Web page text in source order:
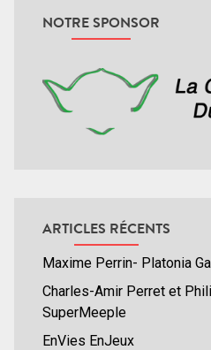
NOTRE SPONSOR
ARTICLES RÉCENTS
Maxime Perrin- Platonia
Charles-Amir Perret et
SuperMeeple
EnVies EnJeux